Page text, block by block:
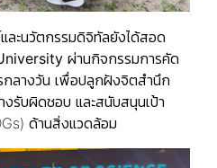
ละนวัตกรรมดิจิทัลยังได้สอด
ผ่านกิจกรรมการคัด
กลางวัน เพื่อปลูกฝังจิตสำนึก
รับผิดชอบ และสนับสนุนเป้า
ด้านสิ่งแวดล้อม